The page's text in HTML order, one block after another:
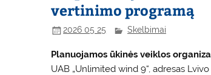
vertinimo programą
2026 05 25 Skelbimai
Planuojamos ūkinės veiklos
UAB „Unlimited wind 9“, adresas